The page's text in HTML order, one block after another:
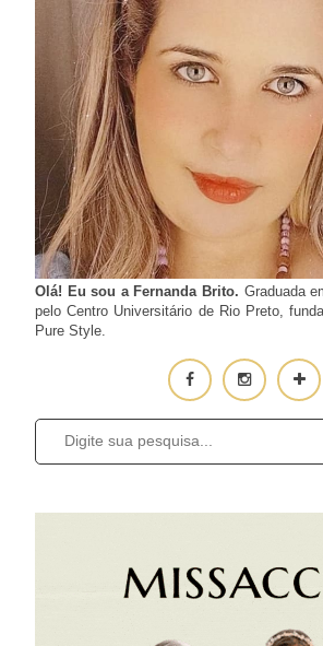
Olá! Eu sou a Fernanda Brito. Graduada
pelo Centro Universitário de Rio Preto,
Pure Style.